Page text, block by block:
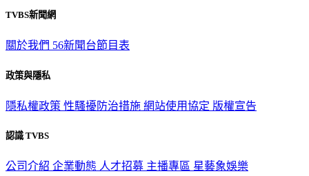
TVBS新聞網
關於我們 56新聞台節目表
政策與隱私
隱私權政策 性騷擾防治措施 網站使用協定 版權宣告
認識 TVBS
公司介紹 企業動態 人才招募 主播專區 星藝象娛樂